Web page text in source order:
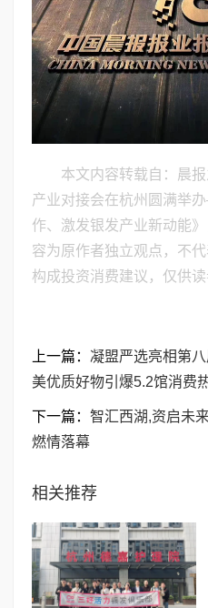
本文内容转载自：晨
产业对接会在杭州圆满举
作、激发银发产业新动能
容为原作者独立观点，不
构成投资消费建议，仅供读
上一篇： 凝盟严选亮相第
美优质好物引爆5.2馆消费
下一篇： 智汇西湖,资启未
燃情落幕
相关推荐